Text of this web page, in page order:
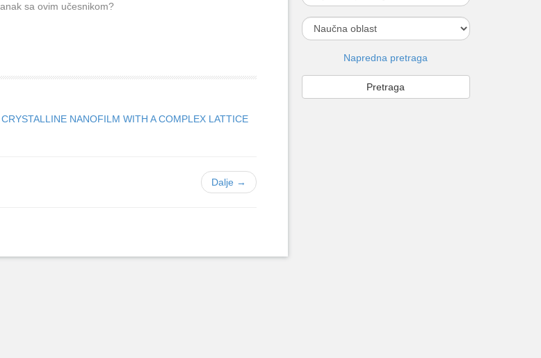
sa ovim učesnikom?
NANOFILM WITH A COMPLEX LATTICE
Dalje →
Napredna pretraga